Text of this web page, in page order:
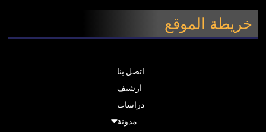
خريطة الموقع
اتصل بنا
ارشيف
دراسات
مدونة